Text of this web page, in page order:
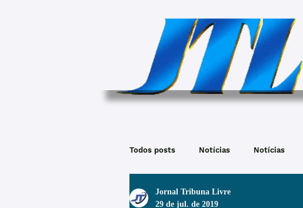
Todos posts Notícias Notícias
Jornal Tribuna Livre
29 de jul. de 2019